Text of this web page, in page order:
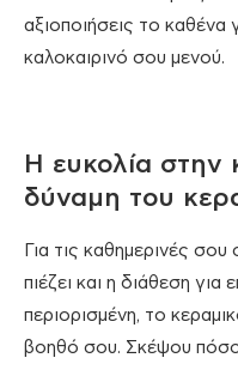
αξιοποιήσεις το καθένα
καλοκαιρινό σου μενού.
Η ευκολία στην
δύναμη του
Για τις καθημερινές
πιέζει και η διάθεση για
περιορισμένη, το
βοηθό σου. Σκέψου πόσο